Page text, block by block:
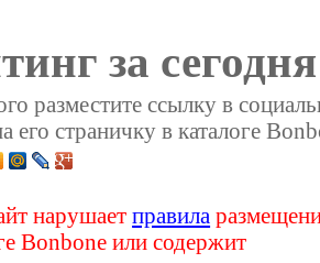
за
разместите ссылку в
его страничку в каталоге
нарушаетправила
Bonbone или содержит